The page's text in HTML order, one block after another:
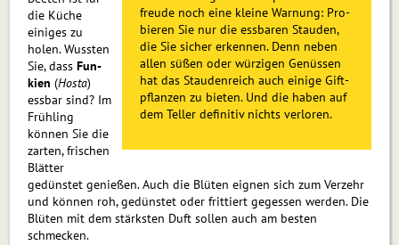
freu­de noch eine kleine Warnung: Pro­
bie­ren Sie nur die essbaren Stauden,
die Sie sicher erkennen. Denn neben
allen süßen oder würzigen Genüssen
hat das Staudenreich auch einige Gift­
pflanzen zu bieten. Und die haben auf
dem Teller definitiv nichts verloren.
die Küche
einiges zu
holen. Wussten
Sie, dass Fun­
kien (Hosta)
essbar sind? Im
Frühling
können Sie die
zarten, frischen
Blätter
gedünstet genießen. Auch die Blüten eignen sich zum Verzehr
und können roh, gedünstet oder frittiert gegessen werden. Die
Blüten mit dem stärksten Duft sollen auch am besten
schmecken.